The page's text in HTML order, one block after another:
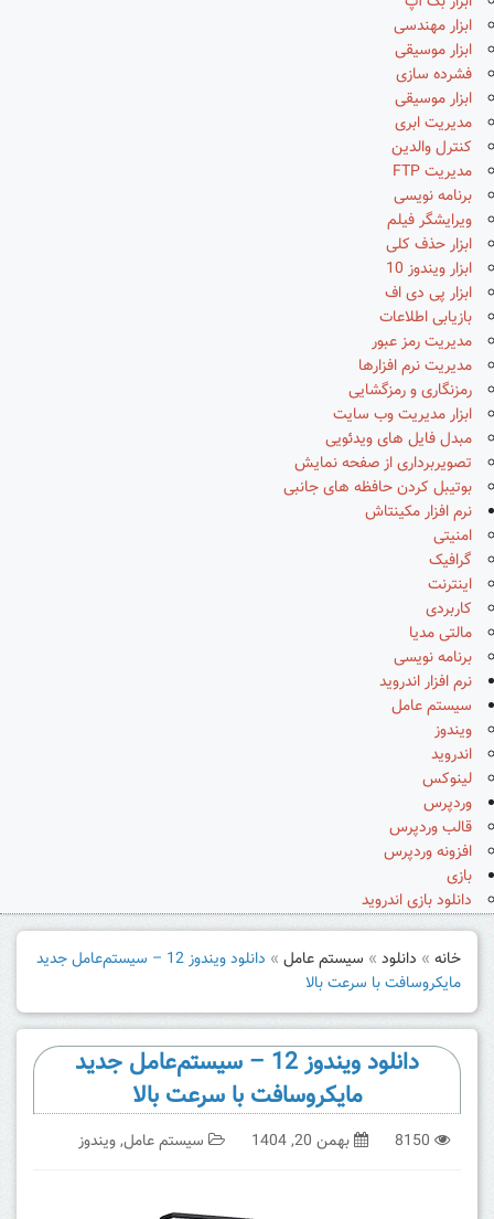
ابزار مهندسی
ابزار موسیقی
فشرده سازی
ابزار موسیقی
مدیریت ابری
کنترل والدین
مدیریت FTP
برنامه نویسی
ویرایشگر فیلم
ابزار حذف کلی
ابزار ویندوز 10
ابزار پی دی اف
بازیابی اطلاعات
مدیریت رمز عبور
مدیریت نرم افزارها
رمزنگاری و رمزگشایی
ابزار مدیریت وب سایت
مبدل فایل های ویدئویی
تصویربرداری از صفحه نمایش
بوتیبل کردن حافظه های جانبی
نرم افزار مکینتاش
امنیتی
گرافیک
اینترنت
کاربردی
مالتی مدیا
برنامه نویسی
نرم افزار اندروید
سیستم عامل
ویندوز
اندروید
لینوکس
وردپرس
قالب وردپرس
افزونه وردپرس
بازی
دانلود بازی اندروید
خانه » دانلود » سیستم عامل »
دانلود ویندوز 12 – سیستم‌عامل جدید
مایکروسافت با سرعت بالا
دانلود ویندوز 12 – سیستم‌عامل جدید
مایکروسافت با سرعت بالا
8150 بهمن 20, 1404 سیستم عامل,ویندوز